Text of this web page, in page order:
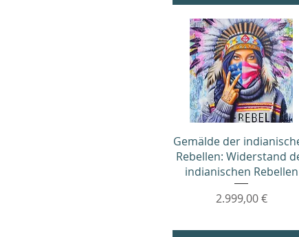
Schnellansicht
Gemälde der
Rebellen: Widerstand
indianischen Rebellen
Preis
2.999,00 €